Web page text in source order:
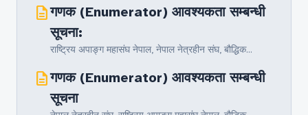
descriptionगणक (Enumerator) आवश्यकता सम्बन्धी
सूचना:
राष्ट्रिय अपाङ्ग महासंघ नेपाल, नेपाल नेत्रहीन संघ‚ बौद्धिक...
descriptionगणक (Enumerator) आवश्यकता सम्बन्धी
सूचना